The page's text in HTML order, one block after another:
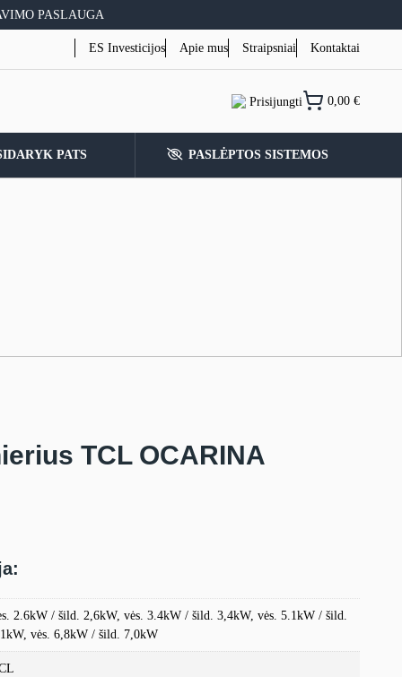
PASLAUGA
ES Investicijos Apie mus Straipsniai Kontaktai
Prisijungti 0,00 €
PATS PASLĖPTOS SISTEMOS
TCL OCARINA
2.6kW / šild. 2,6kW, vės. 3.4kW / šild. 3,4kW, vės. 5.1kW / šild.
vės. 6,8kW / šild. 7,0kW